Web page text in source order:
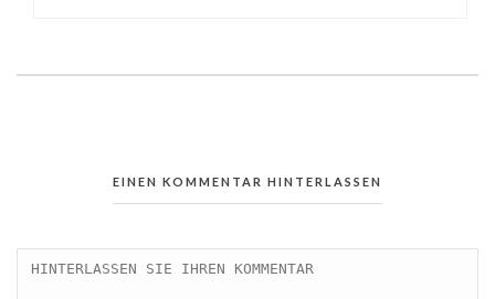
EINEN KOMMENTAR HINTERLASSEN